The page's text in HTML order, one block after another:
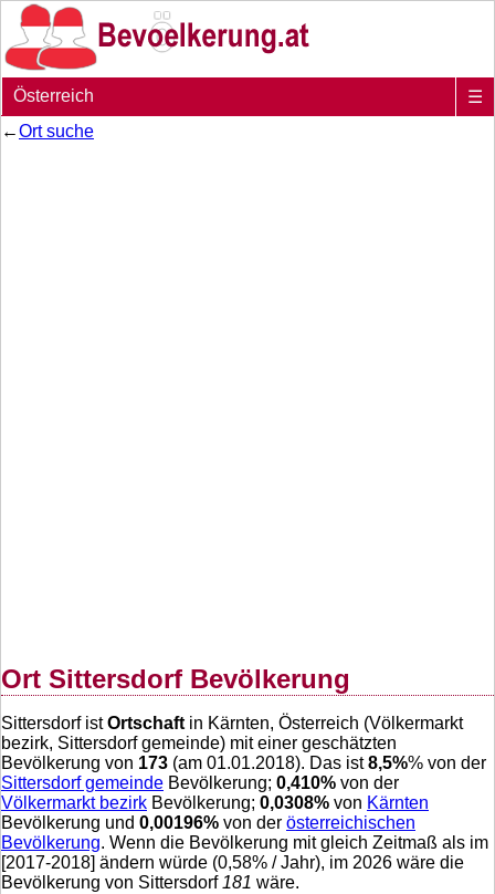
Österreich
☰
←Ort suche
Ort Sittersdorf Bevölkerung
Sittersdorf istOrtschaft in Kärnten, Österreich (Völkermarkt
bezirk, Sittersdorf gemeinde) mit einer geschätzten
Bevölkerung von 173 (am 01.01.2018). Das ist8,5%% von der
Sittersdorf gemeinde Bevölkerung; 0,410% von der
Völkermarkt bezirk Bevölkerung; 0,0308% von Kärnten
Bevölkerung und 0,00196% von der österreichischen
Bevölkerung. Wenn die Bevölkerung mit gleich Zeitmaß als im
[2017-2018] ändern würde (0,58% / Jahr), im 2026 wäre die
Bevölkerung von Sittersdorf 181 wäre.